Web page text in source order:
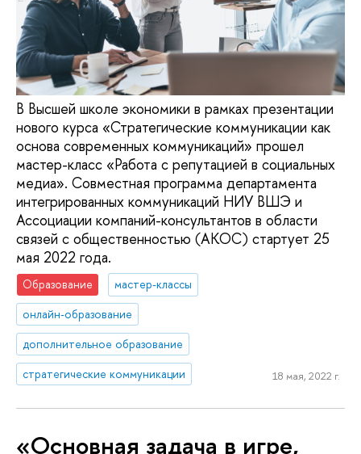
В Высшей школе экономики в рамках презентации
нового курса «Стратегические коммуникации как
основа современных коммуникаций» прошел
мастер-класс «Работа с репутацией в социальных
медиа». Совместная программа департамента
интегрированных коммуникаций НИУ ВШЭ и
Ассоциации компаний-консультантов в области
связей с общественностью (АКОС) стартует 25
мая 2022 года.
Образование
мастер-классы
онлайн-образование
дополнительное образование
стратегические коммуникации
18 мая, 2022 г.
«Основная задача в игре,